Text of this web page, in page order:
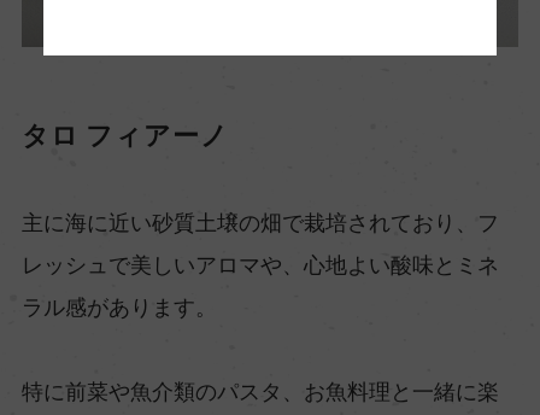
タロ フィアーノ
主に海に近い砂質土壌の畑で栽培されており、フ
レッシュで美しいアロマや、心地よい酸味とミネ
ラル感があります。
特に前菜や魚介類のパスタ、お魚料理と一緒に楽